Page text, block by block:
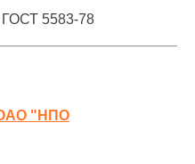
ГОСТ 5583-78
"НПО